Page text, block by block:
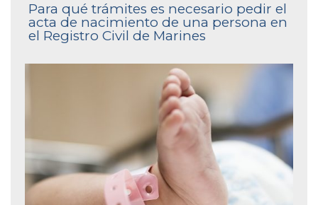
Para qué trámites es necesario pedir el
acta de nacimiento de una persona en
el Registro Civil de Marines